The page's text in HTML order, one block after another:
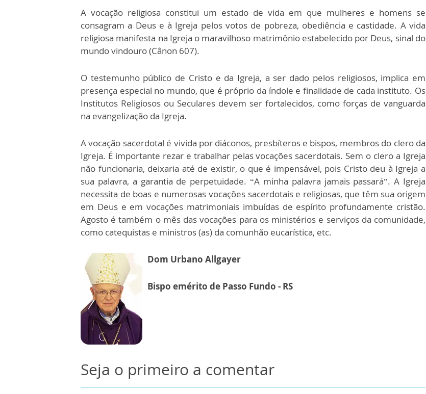
A vocação religiosa constitui um estado de vida em que mulheres e homens se
consagram a Deus e à Igreja pelos votos de pobreza, obediência e castidade. A vida
religiosa manifesta na Igreja o maravilhoso matrimônio estabelecido por Deus, sinal do
mundo vindouro (Cânon 607).
O testemunho público de Cristo e da Igreja, a ser dado pelos religiosos, implica em
presença especial no mundo, que é próprio da índole e finalidade de cada instituto. Os
Institutos Religiosos ou Seculares devem ser fortalecidos, como forças de vanguarda
na evangelização da Igreja.
A vocação sacerdotal é vivida por diáconos, presbíteros e bispos, membros do clero da
Igreja. É importante rezar e trabalhar pelas vocações sacerdotais. Sem o clero a Igreja
não funcionaria, deixaria até de existir, o que é impensável, pois Cristo deu à Igreja a
sua palavra, a garantia de perpetuidade. “A minha palavra jamais passará”. A Igreja
necessita de boas e numerosas vocações sacerdotais e religiosas, que têm sua origem
em Deus e em vocações matrimoniais imbuídas de espírito profundamente cristão.
Agosto é também o mês das vocações para os ministérios e serviços da comunidade,
como catequistas e ministros (as) da comunhão eucarística, etc.
Dom Urbano Allgayer
Bispo emérito de Passo Fundo - RS
Seja o primeiro a comentar